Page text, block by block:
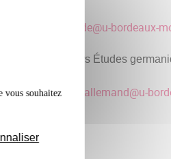
Helene.Camarade@u-bordeaux-
des masters Études
administratif
master-langues-allemand@u-
vous souhaitez